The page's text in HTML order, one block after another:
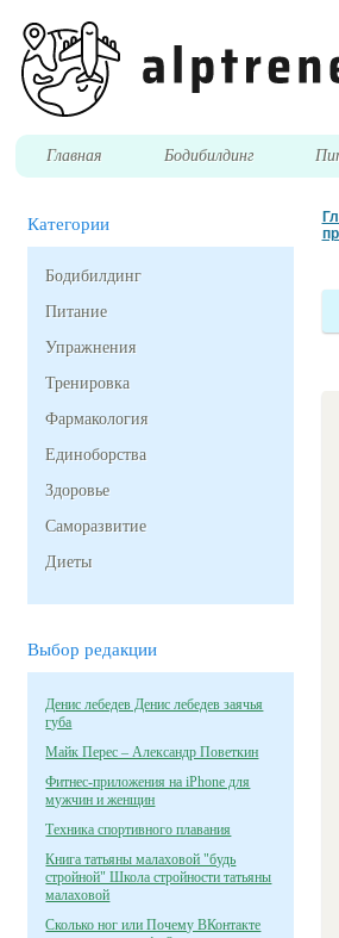
Главная Бодибилдинг
Категории
Бодибилдинг
Питание
Упражнения
Тренировка
Фармакология
Единоборства
Здоровье
Саморазвитие
Диеты
Выбор редакции
Денис лебедев Денис лебедев заячья
губа
Майк Перес – Александр Поветкин
Фитнес-приложения на iPhone для
мужчин и женщин
Техника спортивного плавания
Книга татьяны малаховой "будь
стройной" Школа стройности татьяны
малаховой
Сколько ног или Почему ВКонтакте